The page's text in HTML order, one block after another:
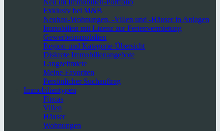
Neu im Immobilien-Portfolio
Exklusiv bei M&B
Neubau-Wohnungen, -Villen und -Häuser in Anlagen
Immobilien mit Lizenz zur Ferienvermietung
Gewerbeimmobilien
Region-und Kategorie-Übersicht
Diskrete Immobilienangebote
Langzeitmiete
Meine Favoriten
Persönlicher Suchauftrag
Immobilientypen
Fincas
Villen
Häuser
Wohnungen